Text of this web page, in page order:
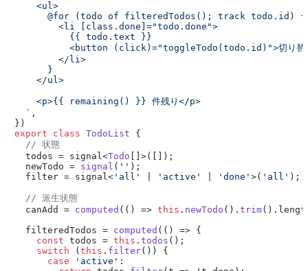
    <ul>
      @for (todo of filteredTodos(); track todo.id) {
        <li [class.done]="todo.done">
          {{ todo.text }}
<button (click)="toggleTodo(todo.id)">切り替
        </li>
      }
    </ul>
    <p>{{ remaining() }} 件残り</p>
  `
,
export
class TodoList {
// 状態
  todos = signal<
Todo []>([]);
  newTodo =
signal ( '' );
  filter = signal<
'all' 'active' 'done' >( 'all' );
// 派生状態
  canAdd =
computed ( () => this . newTodo (). trim().
  filteredTodos =
computed ( () => {
const todos = this . todos ();
switch ( this . filter()) {
case
'active' :